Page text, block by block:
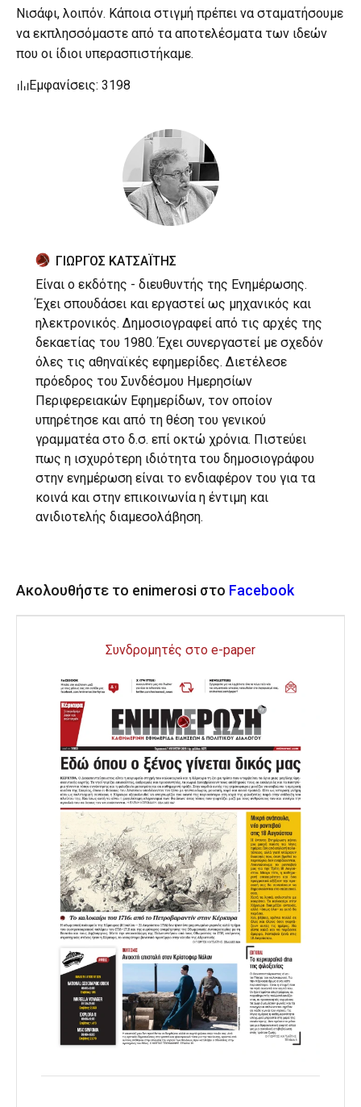
Νισάφι, λοιπόν. Κάποια στιγμή πρέπει να σταματήσουμε
να εκπλησσόμαστε από τα αποτελέσματα των ιδεών
που οι ίδιοι υπερασπιστήκαμε.
Εμφανίσεις: 3198
ΓΙΩΡΓΟΣ ΚΑΤΣΑΪΤΗΣ
Είναι ο εκδότης - διευθυντής της Ενημέρωσης.
Έχει σπουδάσει και εργαστεί ως μηχανικός και
ηλεκτρονικός. Δημοσιογραφεί από τις αρχές της
δεκαετίας του 1980. Έχει συνεργαστεί με σχεδόν
όλες τις αθηναϊκές εφημερίδες. Διετέλεσε
πρόεδρος του Συνδέσμου Ημερησίων
Περιφερειακών Εφημερίδων, τον οποίον
υπηρέτησε και από τη θέση του γενικού
γραμματέα στο δ.σ. επί οκτώ χρόνια. Πιστεύει
πως η ισχυρότερη ιδιότητα του δημοσιογράφου
στην ενημέρωση είναι το ενδιαφέρον του για τα
κοινά και στην επικοινωνία η έντιμη και
ανιδιοτελής διαμεσολάβηση.
Ακολουθήστε το enimerosi στο Facebook
Συνδρομητές στο e-paper